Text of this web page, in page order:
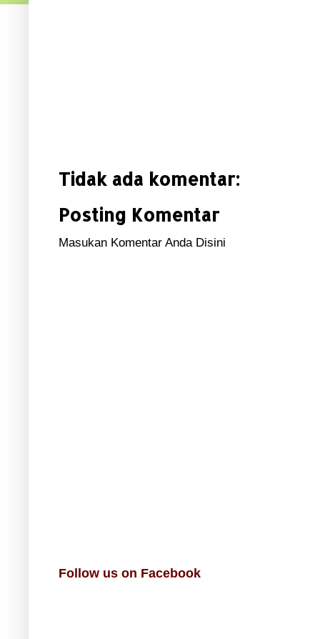
Tidak ada komentar:
Posting Komentar
Masukan Komentar Anda Disini
Follow us on Facebook